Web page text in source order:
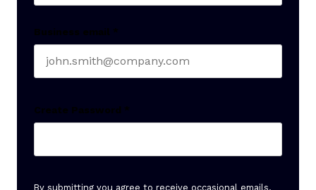
Business email *
Create Password *
By submitting you agree to receive occasional emails.